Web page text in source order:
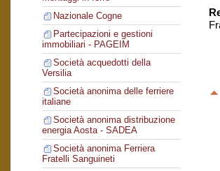
Nazionale Cogne
Partecipazioni e gestioni
immobiliari - PAGEIM
Società acquedotti della
Versilia
Società anonima delle ferriere
italiane
Società anonima distribuzione
energia Aosta - SADEA
Società anonima Ferriera
Fratelli Sanguineti